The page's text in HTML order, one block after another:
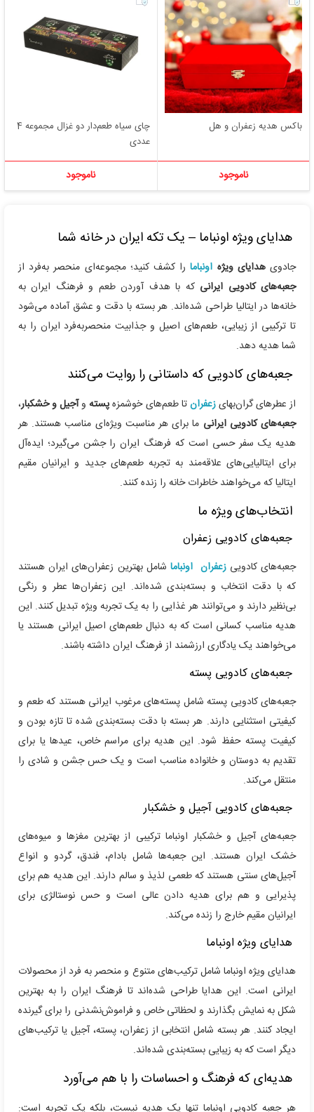
باکس هدیه زعفران و هل
ناموجود
چای سیاه طعم‌دار دو غزال مجموعه 4
عددی
ناموجود
هدایای ویژه اونباما – یک تکه ایران در خانه شما
جادویهدایای ویژه اونبامارا کشف کنید؛ مجموعه‌ای منحصر به‌فرد از
جعبه‌های کادویی ایرانی که با هدف آوردن طعم و فرهنگ ایران به
خانه‌ها در ایتالیا طراحی شده‌اند. هر بسته با دقت و عشق آماده می‌شود
تا ترکیبی از زیبایی، طعم‌های اصیل و جذابیت منحصربه‌فرد ایران را به
شما هدیه دهد.
جعبه‌های کادویی که داستانی را روایت می‌کنند
از عطرهای گران‌بهایزعفرانتا طعم‌های خوشمزهپستهوآجیل و خشکبار،
جعبه‌های کادویی ایرانی ما برای هر مناسبت ویژه‌ای مناسب هستند. هر
هدیه یک سفر حسی است که فرهنگ ایران را جشن می‌گیرد؛ ایده‌آل
برای ایتالیایی‌های علاقه‌مند به تجربه طعم‌های جدید و ایرانیان مقیم
ایتالیا که می‌خواهند خاطرات خانه را زنده کنند.
انتخاب‌های ویژه ما
جعبه‌های کادویی زعفران
جعبه‌های کادوییزعفران اونباماشامل بهترین زعفران‌های ایران هستند
که با دقت انتخاب و بسته‌بندی شده‌اند. این زعفران‌ها عطر و رنگی
بی‌نظیر دارند و می‌توانند هر غذایی را به یک تجربه ویژه تبدیل کنند. این
هدیه مناسب کسانی است که به دنبال طعم‌های اصیل ایرانی هستند یا
می‌خواهند یک یادگاری ارزشمند از فرهنگ ایران داشته باشند.
جعبه‌های کادویی پسته
جعبه‌های کادویی پسته شامل پسته‌های مرغوب ایرانی هستند که طعم و
کیفیتی استثنایی دارند. هر بسته با دقت بسته‌بندی شده تا تازه بودن و
کیفیت پسته حفظ شود. این هدیه برای مراسم خاص، عیدها یا برای
تقدیم به دوستان و خانواده مناسب است و یک حس جشن و شادی را
منتقل می‌کند.
جعبه‌های کادویی آجیل و خشکبار
جعبه‌های آجیل و خشکبار اونباما ترکیبی از بهترین مغزها و میوه‌های
خشک ایران هستند. این جعبه‌ها شامل بادام، فندق، گردو و انواع
آجیل‌های سنتی هستند که طعمی لذیذ و سالم دارند. این هدیه هم برای
پذیرایی و هم برای هدیه دادن عالی است و حس نوستالژی برای
ایرانیان مقیم خارج را زنده می‌کند.
هدایای ویژه اونباما
هدایای ویژه اونباما شامل ترکیب‌های متنوع و منحصر به فرد از محصولات
ایرانی است. این هدایا طراحی شده‌اند تا فرهنگ ایران را به بهترین
شکل به نمایش بگذارند و لحظاتی خاص و فراموش‌نشدنی را برای گیرنده
ایجاد کنند. هر بسته شامل انتخابی از زعفران، پسته، آجیل یا ترکیب‌های
دیگر است که به زیبایی بسته‌بندی شده‌اند.
هدیه‌ای که فرهنگ و احساسات را با هم می‌آورد
هر جعبه کادویی اونباما تنها یک هدیه نیست، بلکه یک تجربه است: